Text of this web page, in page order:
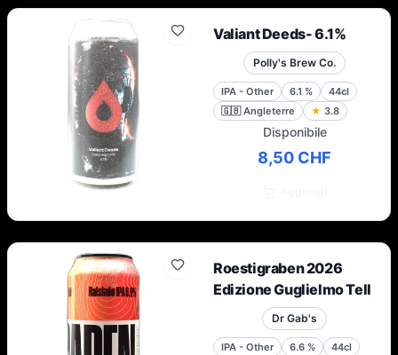
Valiant Deeds- 6.1%
Polly's Brew Co.
IPA - Other 6.1 %
44cl
🇬🇧 Angleterre ★ 3.8
Disponibile
8,50 CHF
Roestigraben 2026
Edizione Guglielmo Tell
Dr Gab's
IPA - Other 6.6 %
44cl